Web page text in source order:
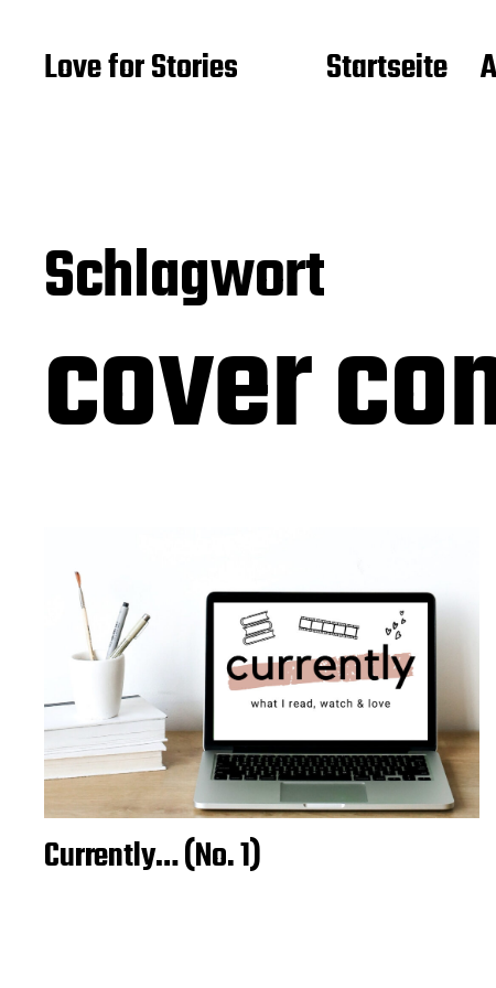
Love for Stories Startseite
Schlagwort
cover
Currently… (No. 1)